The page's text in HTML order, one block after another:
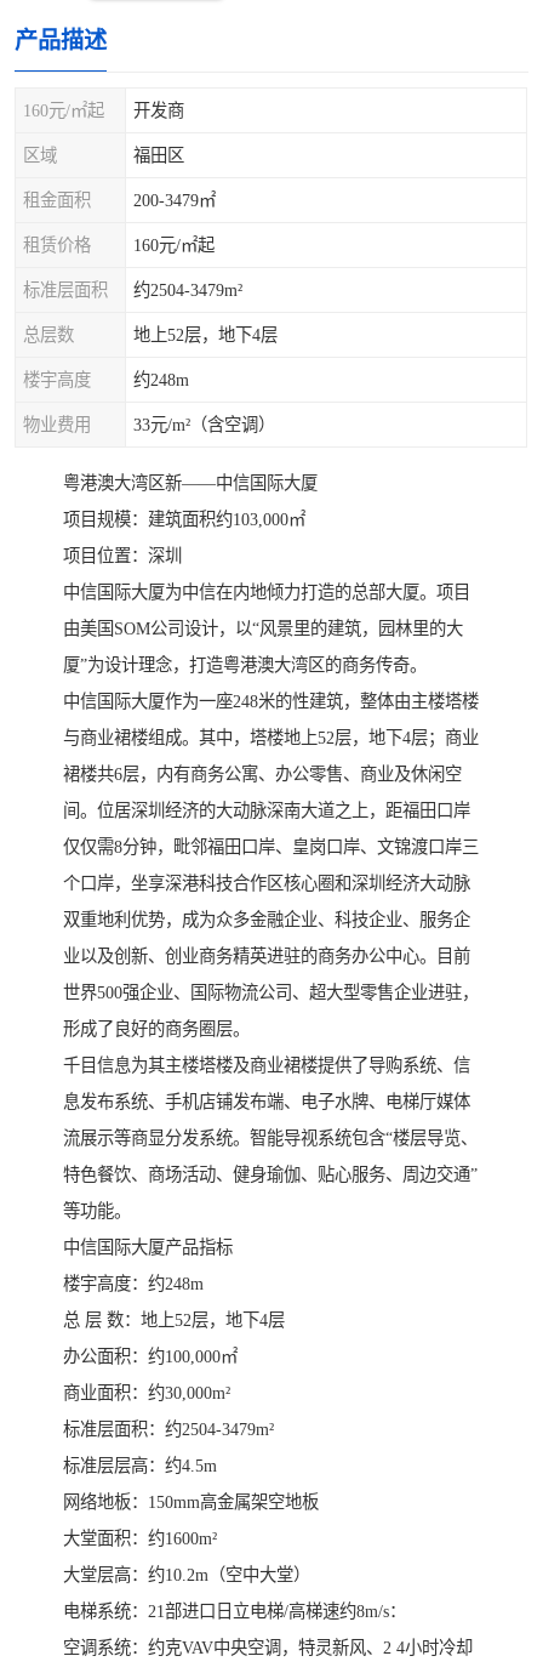
产品描述
160元/㎡起 开发商
区域 福田区
租金面积 200-3479㎡
租赁价格 160元/㎡起
标准层面积 约2504-3479m²
总层数 地上52层，地下4层
楼宇高度 约248m
物业费用 33元/m²（含空调）
粤港澳大湾区新——中信国际大厦
项目规模：建筑面积约103,000㎡
项目位置：深圳
中信国际大厦为中信在内地倾力打造的总部大厦。项目
由美国SOM公司设计，以“风景里的建筑，园林里的大
厦”为设计理念，打造粤港澳大湾区的商务传奇。
中信国际大厦作为一座248米的性建筑，整体由主楼塔楼
与商业裙楼组成。其中，塔楼地上52层，地下4层；商业
裙楼共6层，内有商务公寓、办公零售、商业及休闲空
间。位居深圳经济的大动脉深南大道之上，距福田口岸
仅仅需8分钟，毗邻福田口岸、皇岗口岸、文锦渡口岸三
个口岸，坐享深港科技合作区核心圈和深圳经济大动脉
双重地利优势，成为众多金融企业、科技企业、服务企
业以及创新、创业商务精英进驻的商务办公中心。目前
世界500强企业、国际物流公司、超大型零售企业进驻，
形成了良好的商务圈层。
千目信息为其主楼塔楼及商业裙楼提供了导购系统、信
息发布系统、手机店铺发布端、电子水牌、电梯厅媒体
流展示等商显分发系统。智能导视系统包含“楼层导览、
特色餐饮、商场活动、健身瑜伽、贴心服务、周边交通”
等功能。
中信国际大厦产品指标
楼宇高度：约248m
总 层 数：地上52层，地下4层
办公面积：约100,000㎡
商业面积：约30,000m²
标准层面积：约2504-3479m²
标准层层高：约4.5m
网络地板：150mm高金属架空地板
大堂面积：约1600m²
大堂层高：约10.2m（空中大堂）
电梯系统：21部进口日立电梯/高梯速约8m/s：
空调系统：约克VAV中央空调，特灵新风、2 4小时冷却
龙岗区
光明区
龙华观澜